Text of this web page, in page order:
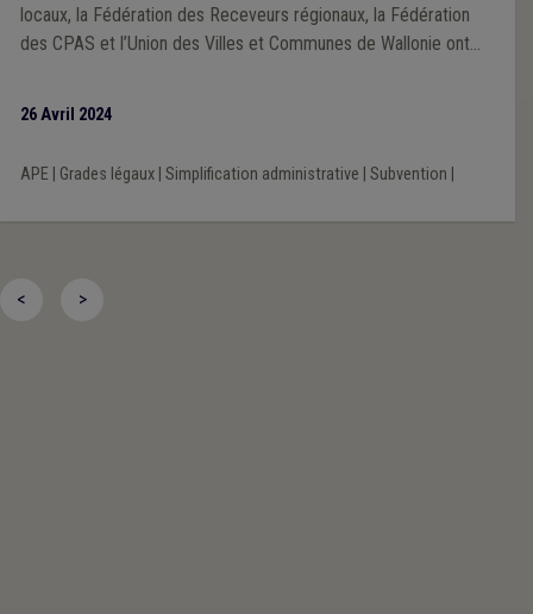
locaux, la Fédération des Receveurs régionaux, la Fédération
des CPAS et l’Union des Villes et Communes de Wallonie ont
aux pouvoirs locaux est notamment demandée, afin de
leur est parfois demandée soit drastiquement allégée.
26 Avril 2024
APE Grades légaux| Simplification administrative Subvention
< >